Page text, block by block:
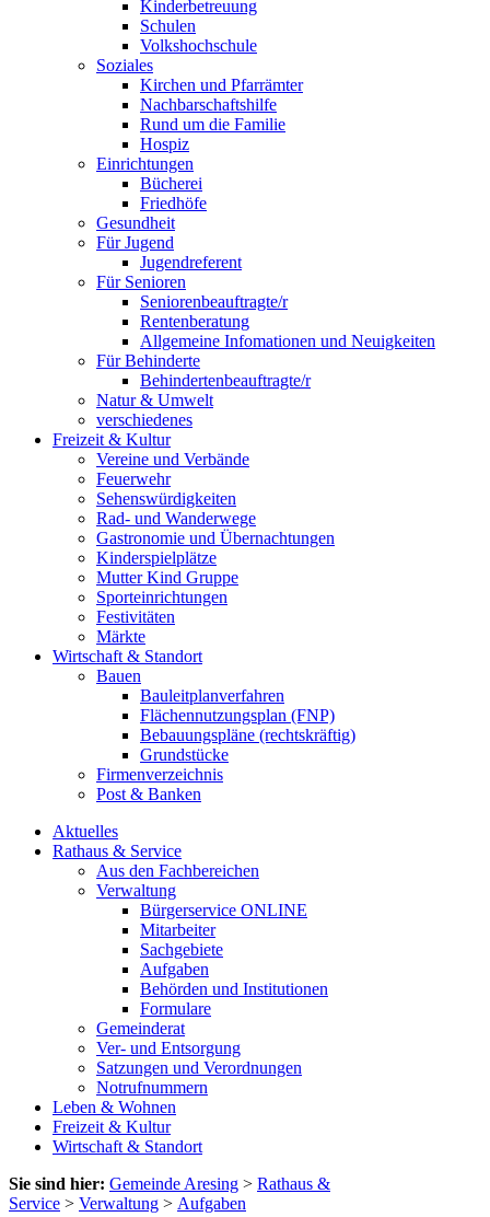
Kinderbetreuung
Schulen
Volkshochschule
Soziales
Kirchen und Pfarrämter
Nachbarschaftshilfe
Rund um die Familie
Hospiz
Einrichtungen
Bücherei
Friedhöfe
Gesundheit
Für Jugend
Jugendreferent
Für Senioren
Seniorenbeauftragte/r
Rentenberatung
Allgemeine Infomationen und Neuigkeiten
Für Behinderte
Behindertenbeauftragte/r
Natur & Umwelt
verschiedenes
Freizeit & Kultur
Vereine und Verbände
Feuerwehr
Sehenswürdigkeiten
Rad- und Wanderwege
Gastronomie und Übernachtungen
Kinderspielplätze
Mutter Kind Gruppe
Sporteinrichtungen
Festivitäten
Märkte
Wirtschaft & Standort
Bauen
Bauleitplanverfahren
Flächennutzungsplan (FNP)
Bebauungspläne (rechtskräftig)
Grundstücke
Firmenverzeichnis
Post & Banken
Aktuelles
Rathaus & Service
Aus den Fachbereichen
Verwaltung
Bürgerservice ONLINE
Mitarbeiter
Sachgebiete
Aufgaben
Behörden und Institutionen
Formulare
Gemeinderat
Ver- und Entsorgung
Satzungen und Verordnungen
Notrufnummern
Leben & Wohnen
Freizeit & Kultur
Wirtschaft & Standort
Sie sind hier: Gemeinde Aresing > Rathaus &
Service > Verwaltung > Aufgaben